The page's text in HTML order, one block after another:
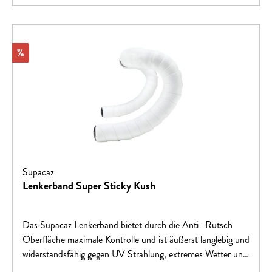
Rabatt
%
Supacaz
Lenkerband Super Sticky Kush
Das Supacaz Lenkerband bietet durch die Anti- Rutsch
Oberfläche maximale Kontrolle und ist äußerst langlebig und
widerstandsfähig gegen UV Strahlung, extremes Wetter und